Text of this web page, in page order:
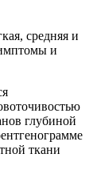
средняя и
и
глубиной
ткани